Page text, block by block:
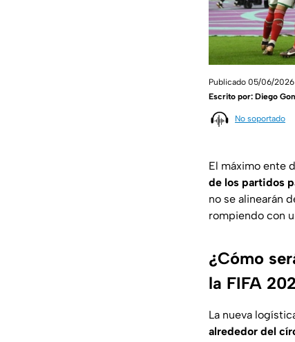
Publicado 05/06/2026
Escrito por: Diego
No soportado
El máximo ente
de los partidos
no se alinearán
rompiendo con
¿Cómo
la FIFA
La nueva
alrededor del